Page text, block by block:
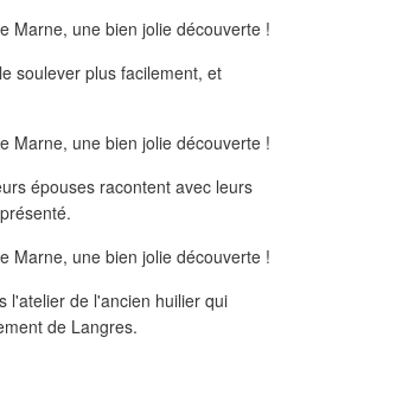
soulever plus facilement, et
épouses racontent avec leurs
l'atelier de l'ancien huilier qui
de Langres.